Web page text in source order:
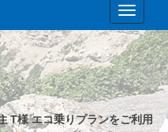
Toggle
T様 エコ乗りプランをご利用